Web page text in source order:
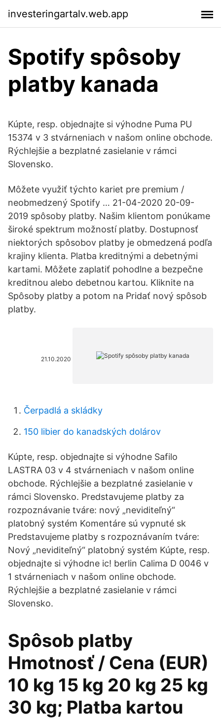
investeringartalv.web.app
Spotify spôsoby
platby kanada
Kúpte, resp. objednajte si výhodne Puma PU
15374 v 3 stvárneniach v našom online obchode.
Rýchlejšie a bezplatné zasielanie v rámci
Slovensko.
Môžete využiť týchto kariet pre premium /
neobmedzený Spotify … 21-04-2020 20-09-
2019 spôsoby platby. Našim klientom ponúkame
široké spektrum možností platby. Dostupnosť
niektorých spôsobov platby je obmedzená podľa
krajiny klienta. Platba kreditnými a debetnými
kartami. Môžete zaplatiť pohodlne a bezpečne
kreditnou alebo debetnou kartou. Kliknite na
Spôsoby platby a potom na Pridať nový spôsob
platby.
21.10.2020
Čerpadlá a skládky
150 libier do kanadských dolárov
Kúpte, resp. objednajte si výhodne Safilo
LASTRA 03 v 4 stvárneniach v našom online
obchode. Rýchlejšie a bezplatné zasielanie v
rámci Slovensko. Predstavujeme platby za
rozpoznávanie tváre: nový „neviditeľný“
platobný systém Komentáre sú vypnuté sk
Predstavujeme platby s rozpoznávaním tváre:
Nový „neviditeľný“ platobný systém Kúpte, resp.
objednajte si výhodne ic! berlin Calima D 0046 v
1 stvárneniach v našom online obchode.
Rýchlejšie a bezplatné zasielanie v rámci
Slovensko.
Spôsob platby
Hmotnosť / Cena (EUR)
10 kg 15 kg 20 kg 25 kg
30 kg; Platba kartou